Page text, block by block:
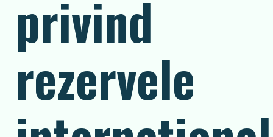
privind
rezervele